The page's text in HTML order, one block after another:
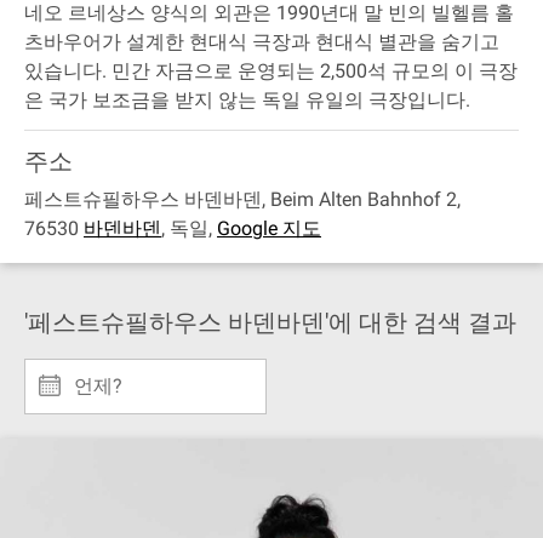
네오 르네상스 양식의 외관은 1990년대 말 빈의 빌헬름 홀
츠바우어가 설계한 현대식 극장과 현대식 별관을 숨기고
있습니다. 민간 자금으로 운영되는 2,500석 규모의 이 극장
은 국가 보조금을 받지 않는 독일 유일의 극장입니다.
주소
페스트슈필하우스 바덴바덴, Beim Alten Bahnhof 2,
76530 바덴바덴, 독일, Google 지도
'페스트슈필하우스 바덴바덴'에 대한 검색 결과
언제?